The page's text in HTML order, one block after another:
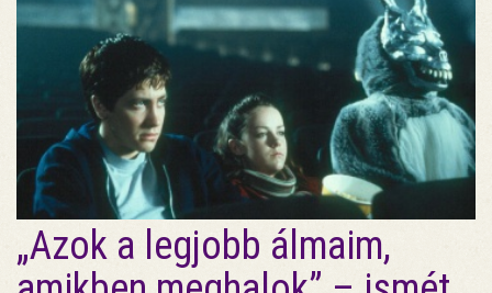
„Azok a legjobb álmaim,